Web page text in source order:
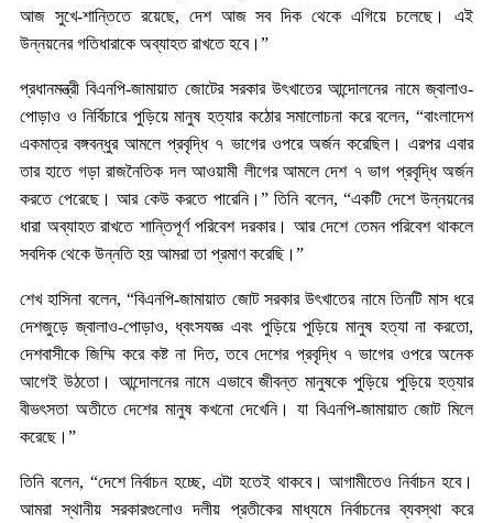
আজ সুখে-শান্তিতে রয়েছে, দেশ আজ সব দিক থেকে এগিয়ে চলেছে। এই
উন্নয়নের গতিধারাকে অব্যাহত রাখতে হবে।”
প্রধানমন্ত্রী বিএনপি-জামায়াত জোটের সরকার উৎখাতের আন্দোলনের নামে জ্বালাও-
পোড়াও ও নির্বিচারে পুড়িয়ে মানুষ হত্যার কঠোর সমালোচনা করে বলেন, “বাংলাদেশ
একমাত্র বঙ্গবন্ধুর আমলে প্রবৃদ্ধি ৭ ভাগের ওপরে অর্জন করেছিল। এরপর এবার
তার হাতে গড়া রাজনৈতিক দল আওয়ামী লীগের আমলে দেশ ৭ ভাগ প্রবৃদ্ধি অর্জন
করতে পেরেছে। আর কেউ করতে পারেনি।” তিনি বলেন, “একটি দেশে উন্নয়নের
ধারা অব্যাহত রাখতে শান্তিপূর্ণ পরিবেশ দরকার। আর দেশে তেমন পরিবেশ থাকলে
সবদিক থেকে উন্নতি হয় আমরা তা প্রমাণ করেছি।”
শেখ হাসিনা বলেন, “বিএনপি-জামায়াত জোট সরকার উৎখাতের নামে তিনটি মাস ধরে
দেশজুড়ে জ্বালাও-পোড়াও, ধ্বংসযজ্ঞ এবং পুড়িয়ে পুড়িয়ে মানুষ হত্যা না করতো,
দেশবাসীকে জিম্মি করে কষ্ট না দিত, তবে দেশের প্রবৃদ্ধি ৭ ভাগের ওপরে অনেক
আগেই উঠতো। আন্দোলনের নামে এভাবে জীবন্ত মানুষকে পুড়িয়ে পুড়িয়ে হত্যার
বীভৎসতা অতীতে দেশের মানুষ কখনো দেখেনি। যা বিএনপি-জামায়াত জোট মিলে
করেছে।”
তিনি বলেন, “দেশে নির্বাচন হচ্ছে, এটা হতেই থাকবে। আগামীতেও নির্বাচন হবে।
আমরা স্থানীয় সরকারগুলোও দলীয় প্রতীকের মাধ্যমে নির্বাচনের ব্যবস্থা করে